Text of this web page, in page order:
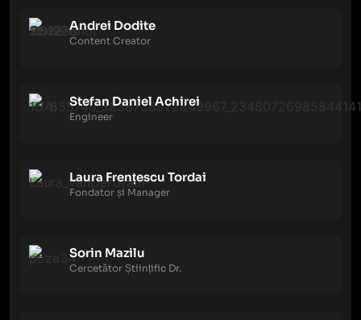
Andrei Dodite
Content Creator
Stefan Daniel Achirei
Engineer
Laura Frențescu Tordai
Fondator și Manager
Sorin Mazilu
Cercetător Științific Dr.